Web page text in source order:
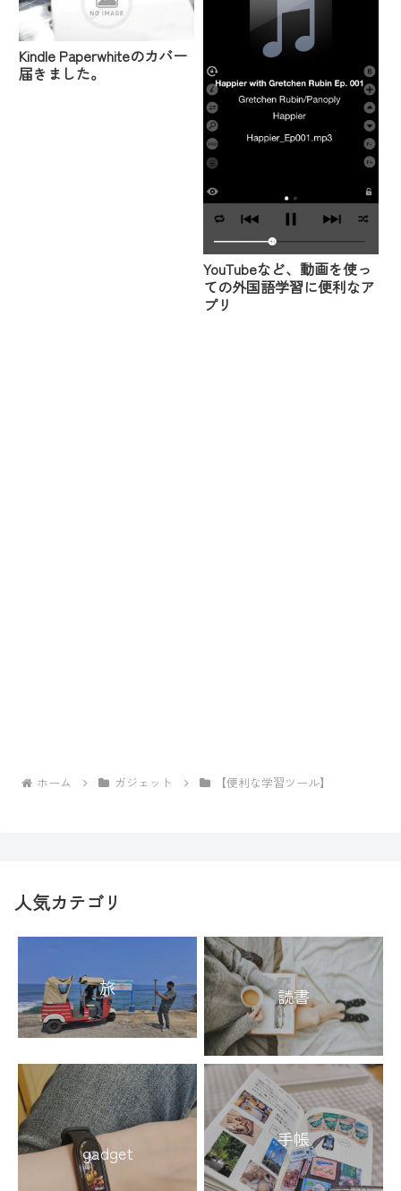
Kindle Paperwhiteのカバー
届きました。
YouTubeなど、動画を使っ
ての外国語学習に便利なア
プリ
ホーム ガジェット 【便利な学習ツール】
人気カテゴリ
旅 読書
gadget
手帳